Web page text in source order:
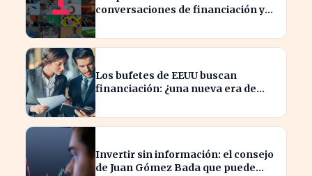
conversaciones de financiación y
modelos
Los bufetes de EEUU buscan
financiación: ¿una nueva era de
Invertir sin información: el consejo
de Juan Gómez Bada que puede